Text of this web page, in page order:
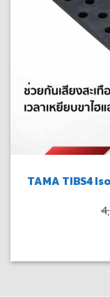
TAMA TIBS4